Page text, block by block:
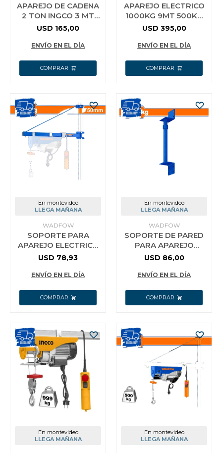
APAREJO DE CADENA
2 TON INGCO 3 MT
HCBK0102
USD 165,00
ENVÍO EN EL DÍA
APAREJO ELECTRICO
1000KG 9MT 500KG
18MT 1600W
USD 395,00
ENVÍO EN EL DÍA
En montevideo
LLEGA MAÑANA
WADFOW
SOPORTE PARA
APAREJO ELECTRICO
WF_WETS1A01
CUERDAS 1 COLOR
USD 78,93
ENVÍO EN EL DÍA
En montevideo
LLEGA MAÑANA
WADFOW
SOPORTE DE PARED
PARA APAREJO
ELECTRICO 1000KG
USD 86,00
ENVÍO EN EL DÍA
En montevideo
LLEGA MAÑANA
En montevideo
LLEGA MAÑANA
Bazar
Juguetes y artículos para bebé
Gastronomía
Ferretería
Vestimenta y calzado